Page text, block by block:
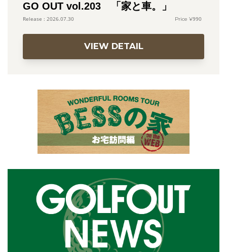
GO OUT vol.203 「家と車。」
2026.07.30 990
VIEW DETAIL